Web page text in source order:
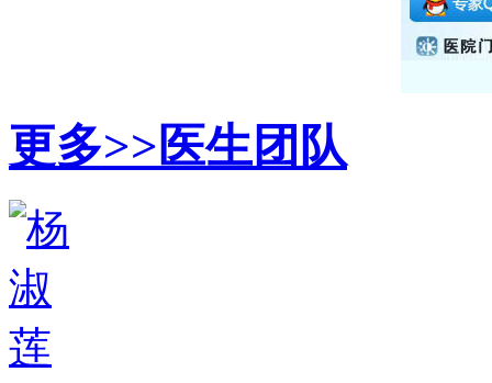
更多>>医生团队